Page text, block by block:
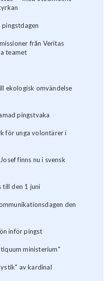
pingstdagen
från Veritas
teamet
ekologisk omvändelse
pingstvaka
för unga volontärer i
finns nu i svensk
till den 1 juni
den
inför pingst
ministerium"
av kardinal